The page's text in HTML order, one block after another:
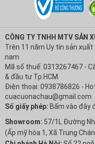
CÔNG TY TNHH MTV SẢN
Trên 11 năm Uy tín sản xuất
nam
Mã số thuế: 0313267467 -
& đầu tư Tp.HCM
Điện thoại: 0938786826 -
cuacuonachau@gmail.com
Số giấy phép: Bấm vào đây
Showroom: 57/1L Đường
(Ấp mỹ hòa 1, Xã Trung